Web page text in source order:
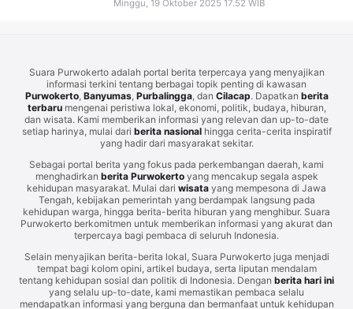
Minggu, 19 Oktober 2025 17.52 WIB
Suara Purwokerto adalah portal berita terpercaya yang menyajikan
informasi terkini tentang berbagai topik penting di kawasan
Purwokerto, Banyumas, Purbalingga, dan Cilacap. Dapatkan berita
terbarumengenai peristiwa lokal, ekonomi, politik, budaya, hiburan,
dan wisata. Kami memberikan informasi yang relevan dan up-to-date
setiap harinya, mulai dari berita nasionalhingga cerita-cerita inspiratif
yang hadir dari masyarakat sekitar.
Sebagai portal berita yang fokus pada perkembangan daerah, kami
menghadirkan berita Purwokertoyang mencakup segala aspek
kehidupan masyarakat. Mulai dari wisata yang mempesona di Jawa
Tengah, kebijakan pemerintah yang berdampak langsung pada
kehidupan warga, hingga berita-berita hiburan yang menghibur. Suara
Purwokerto berkomitmen untuk memberikan informasi yang akurat dan
terpercaya bagi pembaca di seluruh Indonesia.
Selain menyajikan berita-berita lokal, Suara Purwokerto juga menjadi
tempat bagi kolom opini, artikel budaya, serta liputan mendalam
tentang kehidupan sosial dan politik di Indonesia. Dengan berita hari ini
yang selalu up-to-date, kami memastikan pembaca selalu
mendapatkan informasi yang berguna dan bermanfaat untuk kehidupan